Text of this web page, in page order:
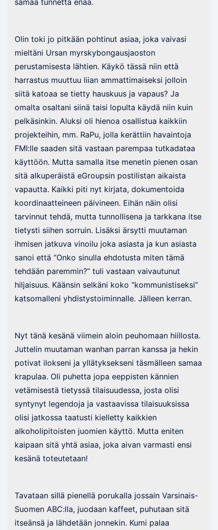
samaa tunnetta enää.
Olin toki jo pitkään pohtinut asiaa, joka vaivasi
mieltäni Ursan myrskybongausjaoston
perustamisesta lähtien. Käykö tässä niin että
harrastus muuttuu liian ammattimaiseksi jolloin
siitä katoaa se tietty hauskuus ja vapaus? Ja
omalta osaltani siinä taisi lopulta käydä niin kuin
pelkäsinkin. Aluksi oli hienoa osallistua kaikkiin
projekteihin, mm. RaPu, jolla kerättiin havaintoja
FMI:lle saaden sitä vastaan parempaa tutkadataa
käyttöön. Mutta samalla itse menetin pienen osan
sitä alkuperäistä eGroupsin postilistan aikaista
vapautta. Kaikki piti nyt kirjata, dokumentoida
koordinaatteineen päivineen. Eihän näin olisi
tarvinnut tehdä, mutta tunnollisena ja tarkkana itse
tietysti siihen sorruin. Lisäksi ärsytti muutaman
ihmisen jatkuva vinoilu joka asiasta ja kun asiasta
sanoi että “Onko sinulla ehdotusta miten tämä
tehdään paremmin?” tuli vastaan vaivautunut
hiljaisuus. Käänsin selkäni koko “kommunistiseksi”
katsomalleni yhdistystoiminnalle. Jälleen kerran.
Nyt tänä kesänä viimein aloin peuhomaan hiillosta.
Juttelin muutaman wanhan parran kanssa ja hekin
potivat ilokseni ja yllätyksekseni täsmälleen samaa
krapulaa. Oli puhetta jopa eeppisten kännien
vetämisestä tietyssä tilaisuudessa, josta olisi
syntynyt legendoja ja vastaavissa tilaisuuksissa
olisi jatkossa taatusti kielletty kaikkien
alkoholipitoisten juomien käyttö. Mutta eniten
kaipaan sitä yhtä asiaa, joka aivan varmasti ensi
kesänä toteutetaan!
Tavataan sillä pienellä porukalla jossain Varsinais-
Suomen ABC:lla, juodaan kaffeet, puhutaan sitä
itseänsä ja lähdetään jonnekin. Kumi palaa